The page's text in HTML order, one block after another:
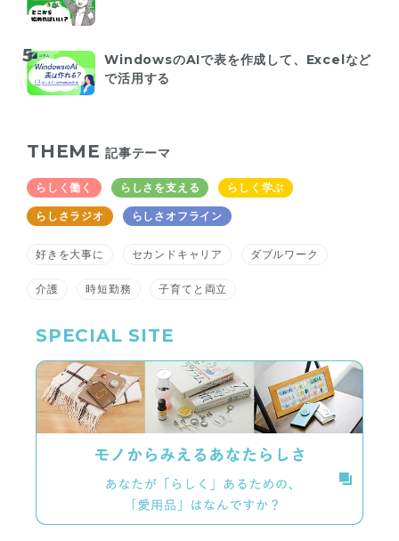
WindowsのAIで表を作成して、Excelなど
で活用する
THEME 記事テーマ
らしく働く らしさを支える らしく学ぶ
らしさラジオ らしさオフライン
好きを大事に セカンドキャリア ダブルワーク
介護 時短勤務 子育てと両立
SPECIAL SITE